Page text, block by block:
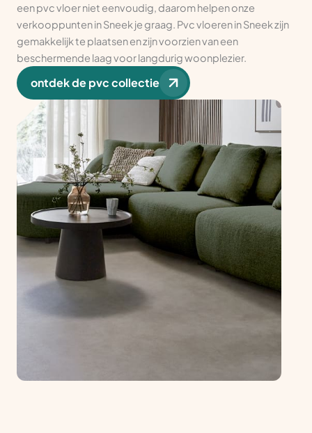
een pvc vloer niet eenvoudig, daarom helpen onze
verkooppunten in Sneek je graag. Pvc vloeren in Sneek zijn
gemakkelijk te plaatsen en zijn voorzien van een
beschermende laag voor langdurig woonplezier.
ontdek de pvc collectie